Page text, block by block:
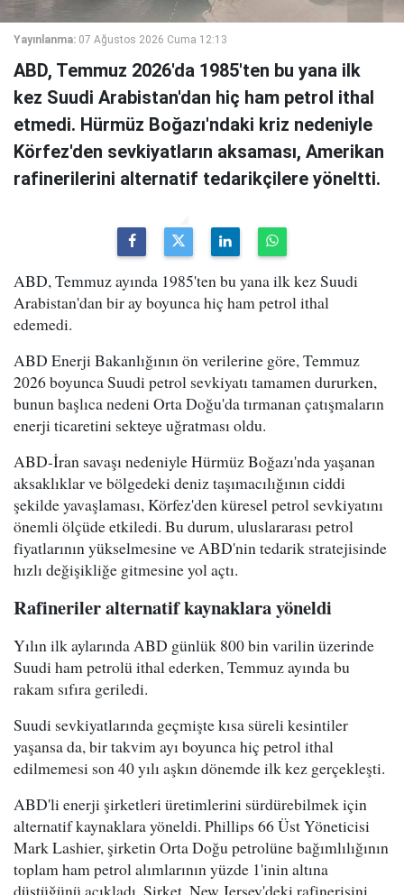
Yayınlanma: 07 Ağustos 2026 Cuma 12:13
ABD, Temmuz 2026'da 1985'ten bu yana ilk
kez Suudi Arabistan'dan hiç ham petrol ithal
etmedi. Hürmüz Boğazı'ndaki kriz nedeniyle
Körfez'den sevkiyatların aksaması, Amerikan
rafinerilerini alternatif tedarikçilere yöneltti.
ABD, Temmuz ayında 1985'ten bu yana ilk kez Suudi
Arabistan'dan bir ay boyunca hiç ham petrol ithal
edemedi.
ABD Enerji Bakanlığının ön verilerine göre, Temmuz
2026 boyunca Suudi petrol sevkiyatı tamamen dururken,
bunun başlıca nedeni Orta Doğu'da tırmanan çatışmaların
enerji ticaretini sekteye uğratması oldu.
ABD-İran savaşı nedeniyle Hürmüz Boğazı'nda yaşanan
aksaklıklar ve bölgedeki deniz taşımacılığının ciddi
şekilde yavaşlaması, Körfez'den küresel petrol sevkiyatını
önemli ölçüde etkiledi. Bu durum, uluslararası petrol
fiyatlarının yükselmesine ve ABD'nin tedarik stratejisinde
hızlı değişikliğe gitmesine yol açtı.
Rafineriler alternatif kaynaklara yöneldi
Yılın ilk aylarında ABD günlük 800 bin varilin üzerinde
Suudi ham petrolü ithal ederken, Temmuz ayında bu
rakam sıfıra geriledi.
Suudi sevkiyatlarında geçmişte kısa süreli kesintiler
yaşansa da, bir takvim ayı boyunca hiç petrol ithal
edilmemesi son 40 yılı aşkın dönemde ilk kez gerçekleşti.
ABD'li enerji şirketleri üretimlerini sürdürebilmek için
alternatif kaynaklara yöneldi. Phillips 66 Üst Yöneticisi
Mark Lashier, şirketin Orta Doğu petrolüne bağımlılığının
toplam ham petrol alımlarının yüzde 1'inin altına
düştüğünü açıkladı. Şirket, New Jersey'deki rafinerisini